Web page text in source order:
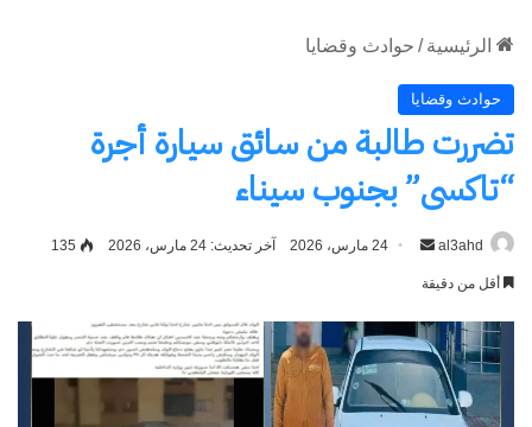
الإستراتيجية الأمريكية 2026
في "لقاء وحوار"
اكتشاف المزيد من
اشترك للحصول على أحدث التدوينات المرسلة إلى بريدك
الإلكتروني.
كتابة بريدك الإلكتروني...